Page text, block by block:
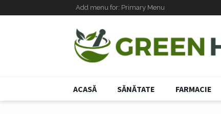
Add menu for: Primary Menu
ACASĂ SĂNĂTATE FARMACIE